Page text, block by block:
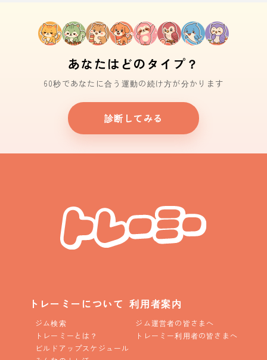
あなたはどのタイプ？
60秒であなたに合う運動の続け方が分かります
診断してみる
トレーミーについて
ジム検索
トレーミーとは？
ビルドアップスケジュール
利用者案内
ジム運営者の皆さまへ
トレーミー利用者の皆さまへ